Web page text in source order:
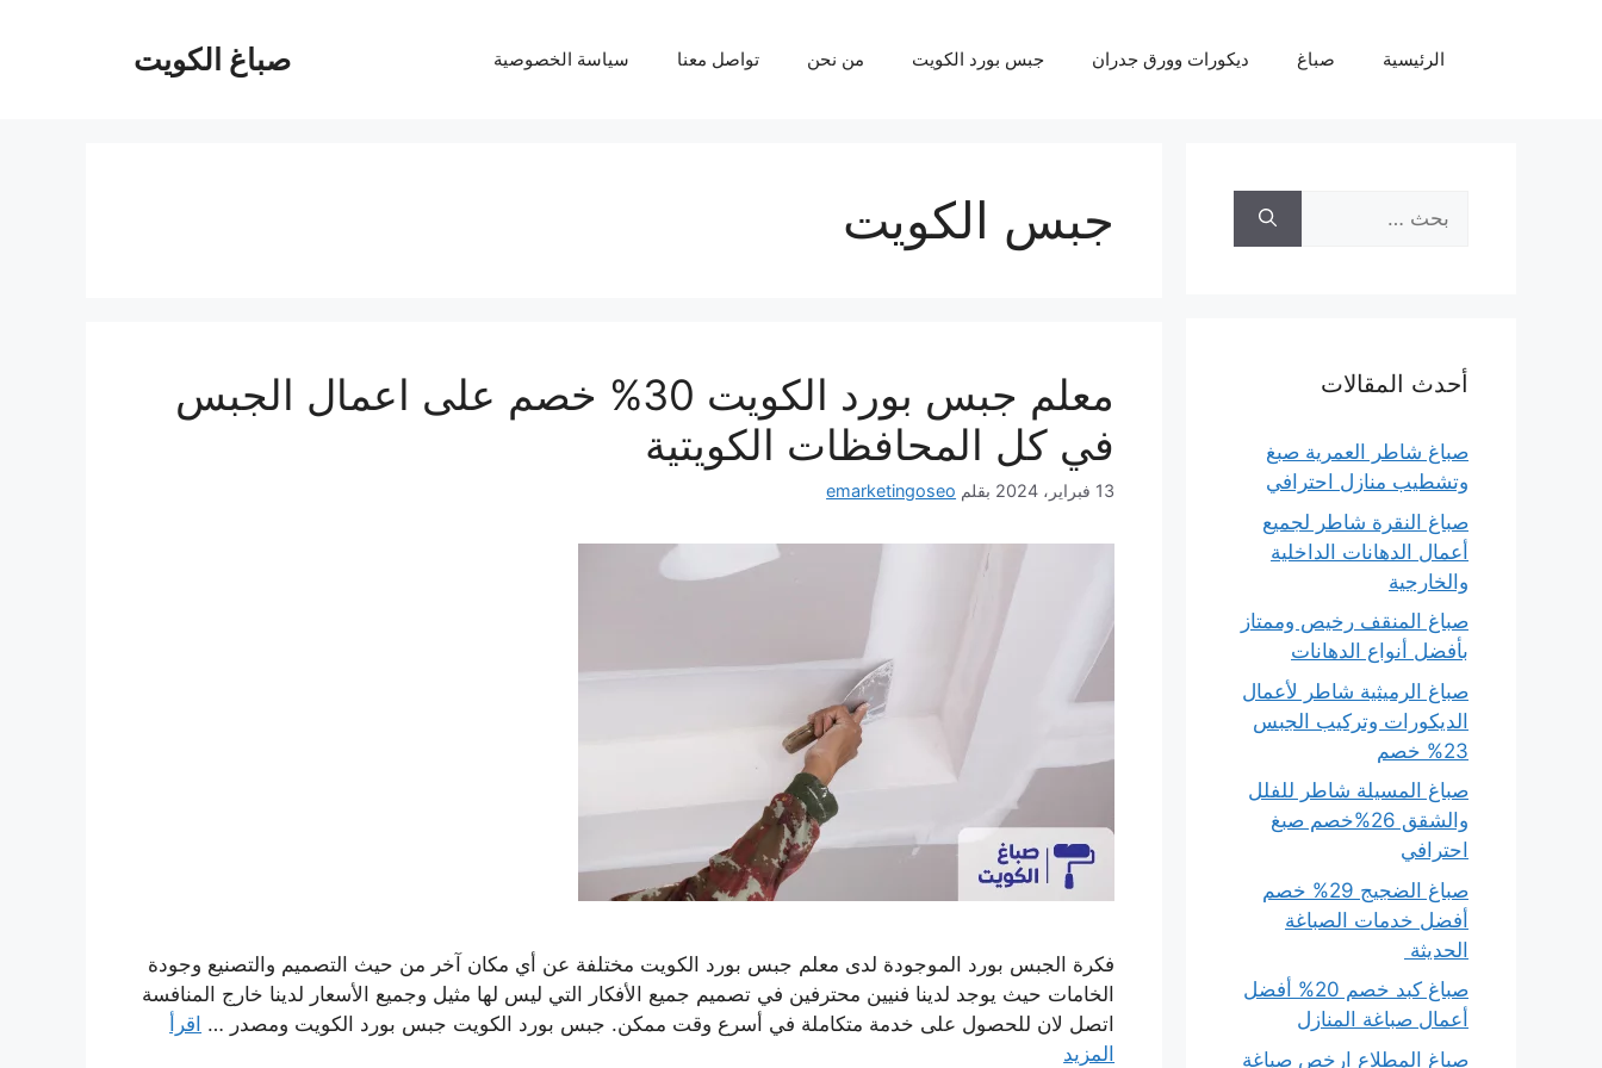
صباغ الكويت الرئيسية صباغ ديكورات وورق جدران جبس بورد الكويت من نحن تواصل معنا سياسة الخصوصية
جبس الكويت
معلم جبس بورد الكويت 30% خصم على اعمال الجبس
في كل المحافظات الكويتية
13 فبراير، 2024 بقلم emarketingoseo
فكرة الجبس بورد الموجودة لدى معلم جبس بورد الكويت مختلفة عن أي مكان آخر من حيث التصميم والتصنيع وجودة
الخامات حيث يوجد لدينا فنيين محترفين في تصميم جميع الأفكار التي ليس لها مثيل وجميع الأسعار لدينا خارج المنافسة
اتصل لان للحصول على خدمة متكاملة في أسرع وقت ممكن. جبس بورد الكويت جبس بورد الكويت ومصدر … اقرأ
المزيد
عن:
أحدث المقالات
صباغ شاطر العمرية صبغ
وتشطيب منازل احترافي
صباغ النقرة شاطر لجميع
أعمال الدهانات الداخلية
والخارجية
صباغ المنقف رخيص وممتاز
بأفضل أنواع الدهانات
صباغ الرميثية شاطر لأعمال
الديكورات وتركيب الجبس
23% خصم
صباغ المسيلة شاطر للفلل
والشقق 26%خصم صبغ
احترافي
صباغ الضجيج 29% خصم
أفضل خدمات الصباغة
الحديثة
صباغ كبد خصم 20% أفضل
أعمال صباغة المنازل
صباغ المطلاع ارخص صباغة